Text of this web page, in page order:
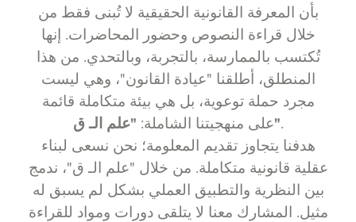
بأن المعرفة القانونية الحقيقية لا تُبنى فقط من
خلال قراءة النصوص وحضور المحاضرات. إنها
تُكتسب بالممارسة، بالتجربة، وبالتحدي. من هذا
المنطلق، أطلقنا "عيادة القانون"، وهي ليست
مجرد حملة توعوية، بل هي بيئة متكاملة قائمة
على منهجيتنا الشاملة:"علم الـ ق".
هدفنا يتجاوز تقديم المعلومة؛ نحن نسعى لبناء
عقلية قانونية متكاملة. من خلال "علم الـ ق"، ندمج
بين النظرية والتطبيق العملي بشكل لم يسبق له
مثيل. المشارك معنا لا يتلقى دورات ومواد للقراءة